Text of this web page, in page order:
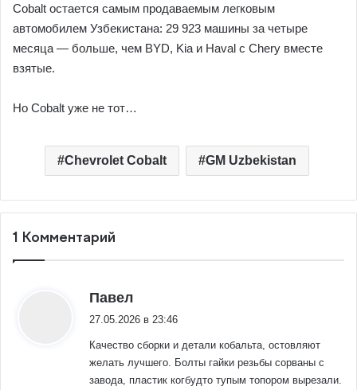
Cobalt остается самым продаваемым легковым
автомобилем Узбекистана: 29 923 машины за четыре
месяца — больше, чем BYD, Kia и Haval с Chery вместе
взятые.
Но Cobalt уже не тот…
Chevrolet Cobalt GM Uzbekistan
1 Комментарий
Павел
27.05.2026 в 23:46
Качество сборки и детали кобальта, остовляют
желать лучшего. Болты гайки резьбы сорваны с
завода, пластик когбудто тупым топором вырезали.